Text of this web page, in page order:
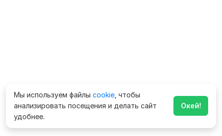
Мы используем файлы cookie , чтобы
анализировать посещения и делать сайт
удобнее.
Окей!